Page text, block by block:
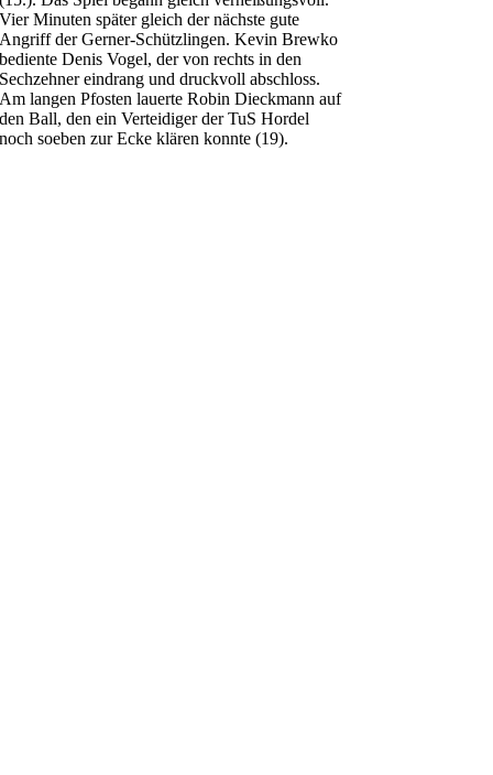
Vier Minuten später gleich der nächste gute
Angriff der Gerner-Schützlingen. Kevin Brewko
bediente Denis Vogel, der von rechts in den
Sechzehner eindrang und druckvoll abschloss.
Am langen Pfosten lauerte Robin Dieckmann auf
den Ball, den ein Verteidiger der TuS Hordel
noch soeben zur Ecke klären konnte (19).